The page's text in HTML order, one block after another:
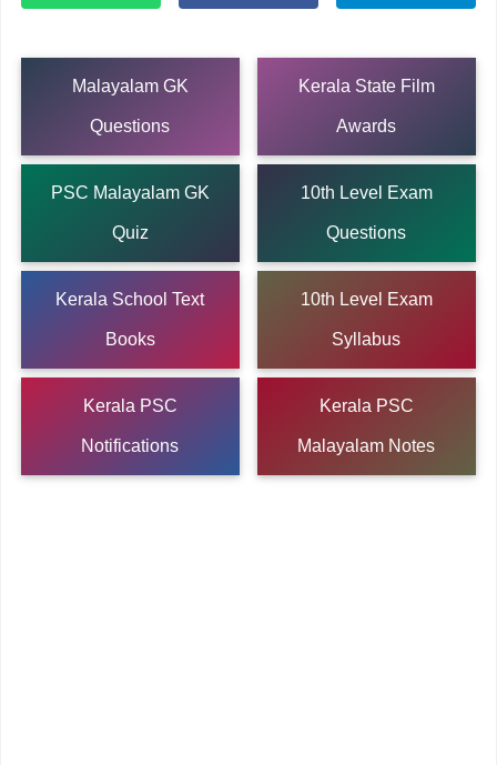
Malayalam GK
Questions
Kerala State Film
Awards
PSC Malayalam GK
Quiz
10th Level Exam
Questions
Kerala School Text
Books
10th Level Exam
Syllabus
Kerala PSC
Notifications
Kerala PSC
Malayalam Notes